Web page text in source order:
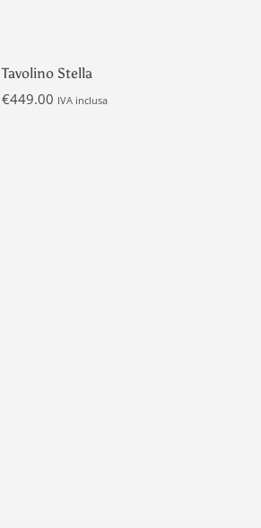
€550.00.
Tavolino Stella
€449.00 IVA inclusa